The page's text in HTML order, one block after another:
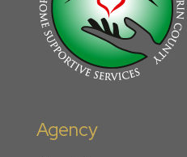
Agency